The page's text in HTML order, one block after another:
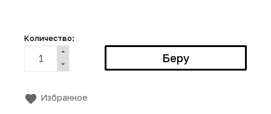
Количество:
Избранное